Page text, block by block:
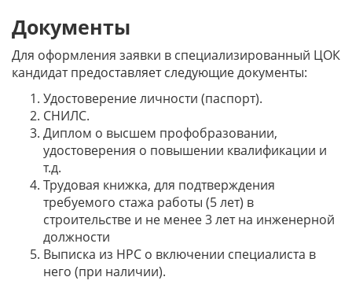
Документы
Для оформления заявки в специализированный ЦОК
кандидат предоставляет следующие документы:
Удостоверение личности (паспорт).
СНИЛС.
Диплом о высшем профобразовании,
удостоверения о повышении квалификации и
т.д.
Трудовая книжка, для подтверждения
требуемого стажа работы (5 лет) в
строительстве и не менее 3 лет на инженерной
должности
Выписка из НРС о включении специалиста в
него (при наличии).